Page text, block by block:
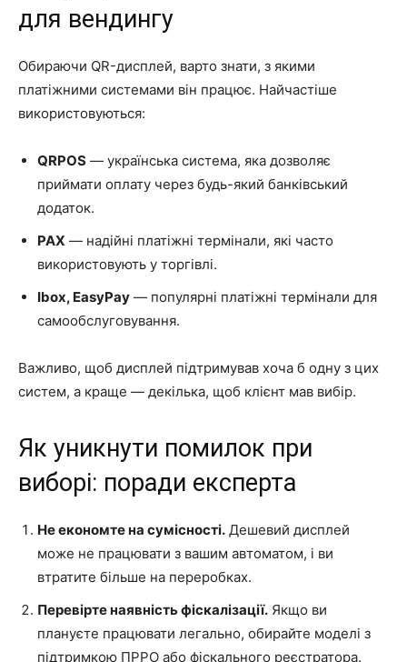
для вендингу
Обираючи QR-дисплей, варто знати, з якими
платіжними системами він працює. Найчастіше
використовуються:
QRPOS — українська система, яка дозволяє
приймати оплату через будь-який банківський
додаток.
PAX — надійні платіжні термінали, які часто
використовують у торгівлі.
Ibox, EasyPay — популярні платіжні термінали для
самообслуговування.
Важливо, щоб дисплей підтримував хоча б одну з цих
систем, а краще — декілька, щоб клієнт мав вибір.
Як уникнути помилок при
виборі: поради експерта
Не економте на сумісності. Дешевий дисплей
може не працювати з вашим автоматом, і ви
втратите більше на переробках.
Перевірте наявність фіскалізації. Якщо ви
плануєте працювати легально, обирайте моделі з
підтримкою ПРРО або фіскального реєстратора.